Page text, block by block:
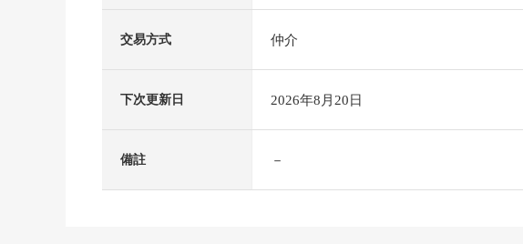
交易方式 仲介
下次更新日 2026年8月20日
備註 －